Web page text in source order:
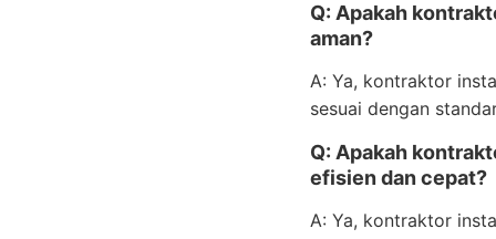
Q: Apakah
aman?
A: Ya, kontraktor
sesuai dengan
Q: Apakah
efisien dan cepat?
A: Ya, kontraktor